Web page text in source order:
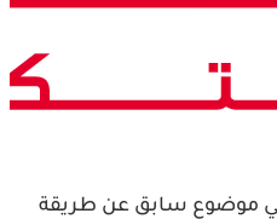
في موضوع سابق عن طريقة